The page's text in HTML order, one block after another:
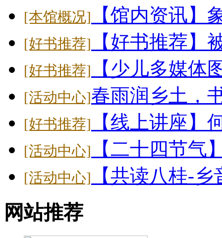
[本馆概况] 【馆内资讯】
[好书推荐] 【好书推荐】
[好书推荐] 【少儿多媒体
[活动中心]春雨润乡土
[好书推荐] 【线上讲座】
[活动中心] 【二十四节气
[活动中心] 【共读八桂-
网站推荐